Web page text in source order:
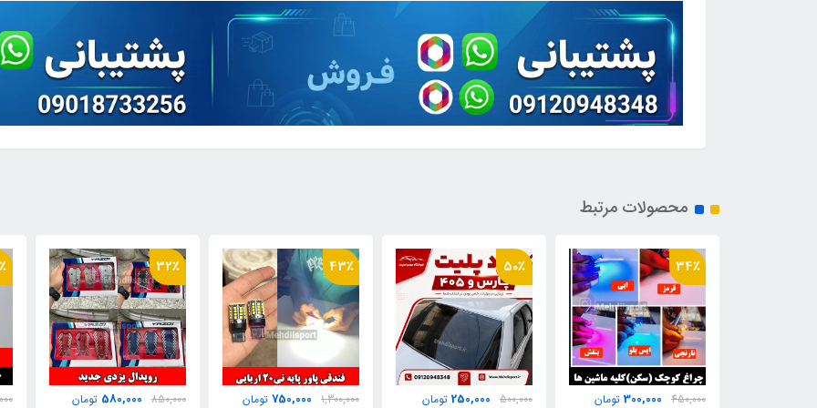
محصولات مرتبط
50٪
500,000
250,000 تومان
43٪
1,300,000
750,000 تومان
32٪
850,000
580,000 تومان
27٪
300,000
220,000 تومان